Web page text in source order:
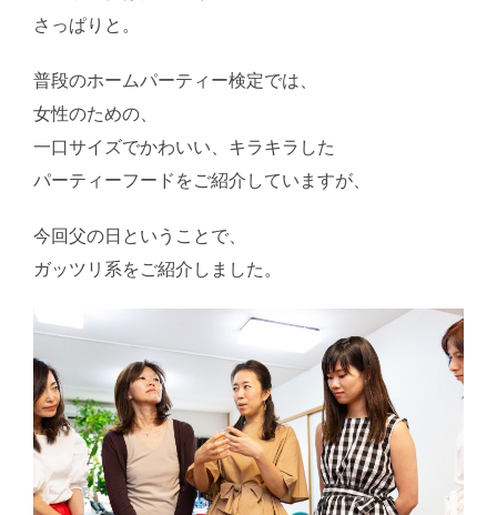
さっぱりと。
普段のホームパーティー検定では、
女性のための、
一口サイズでかわいい、キラキラした
パーティーフードをご紹介していますが、
今回父の日ということで、
ガッツリ系をご紹介しました。